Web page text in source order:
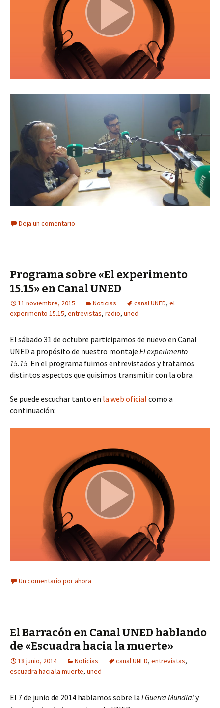
Deja un comentario
Programa sobre «El experimento
15.15» en Canal UNED
11 noviembre, 2015 Noticias canal UNED, el
experimento 15.15, entrevistas, radio, uned
El sábado 31 de octubre participamos de nuevo en Canal
UNED a propósito de nuestro montaje El experimento
15.15. En el programa fuimos entrevistados y tratamos
distintos aspectos que quisimos transmitir con la obra.
Se puede escuchar tanto en la web oficial como a
continuación:
Un comentario por ahora
El Barracón en Canal UNED hablando
de «Escuadra hacia la muerte»
18 junio, 2014 Noticias canal UNED, entrevistas,
escuadra hacia la muerte, uned
El 7 de junio de 2014 hablamos sobre la I Guerra Mundialy